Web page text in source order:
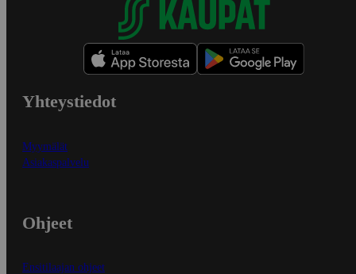
Yhteystiedot
Myymälät
Asiakaspalvelu
Ohjeet
Ensitilaajan ohjeet